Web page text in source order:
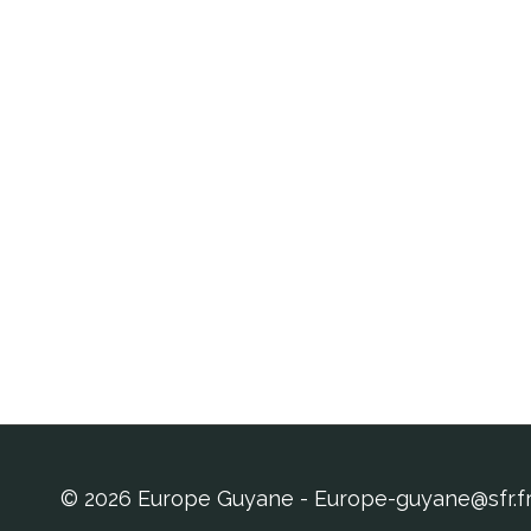
© 2026 Europe Guyane - Europe-